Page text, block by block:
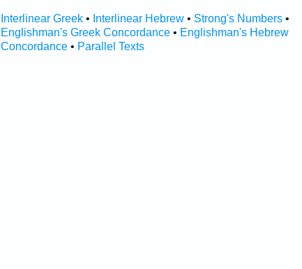
Interlinear Greek• Interlinear Hebrew• Strong's Numbers•
Englishman's Greek Concordance• Englishman's Hebrew
Concordance• Parallel Texts